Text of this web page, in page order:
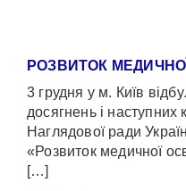
РОЗВИТОК
3 грудня у м. Київ
досягнень і наступних
Наглядової ради
«Розвиток медичної
[…]